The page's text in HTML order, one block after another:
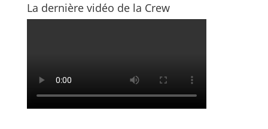
La dernière vidéo de la Crew